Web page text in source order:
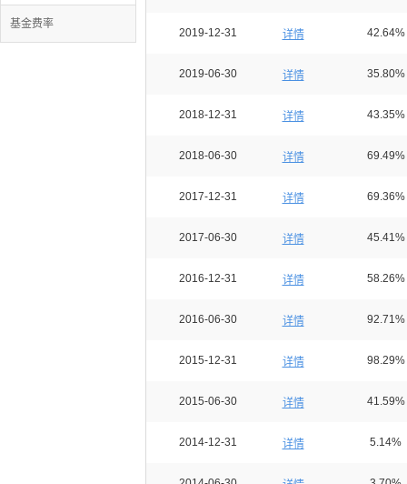
基金费率
2019-12-31 详情 42.64%
2019-06-30 详情 35.80%
2018-12-31 详情 43.35%
2018-06-30 详情 69.49%
2017-12-31 详情 69.36%
2017-06-30 详情 45.41%
2016-12-31 详情 58.26%
2016-06-30 详情 92.71%
2015-12-31 详情 98.29%
2015-06-30 详情 41.59%
2014-12-31 详情 5.14%